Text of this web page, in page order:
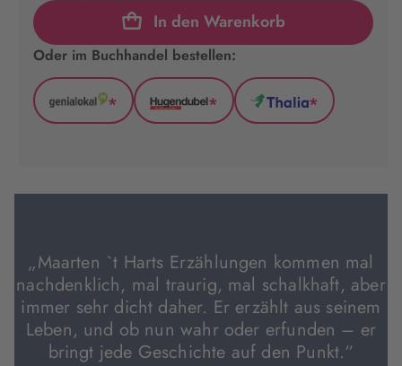
In den Warenkorb
Oder im Buchhandel bestellen:
GenialLokal
Tab
*
Hugendubel
Tab
*
Thalia
Tab
*
„Maarten `t Harts Erzählungen kommen mal
nachdenklich, mal traurig, mal schalkhaft, aber
immer sehr dicht daher. Er erzählt aus seinem
Leben, und ob nun wahr oder erfunden – er
bringt jede Geschichte auf den Punkt.“